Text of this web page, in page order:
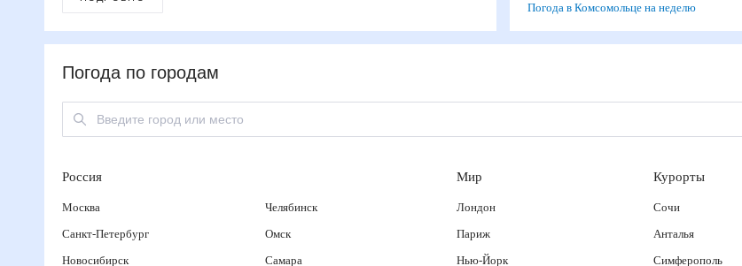
Погода в Комсомольце на неделю
Погода по городам
Россия
Москва
Санкт-Петербург
Новосибирск
Челябинск
Омск
Самара
Мир
Лондон
Париж
Нью-Йорк
Курорты
Сочи
Анталья
Симферополь